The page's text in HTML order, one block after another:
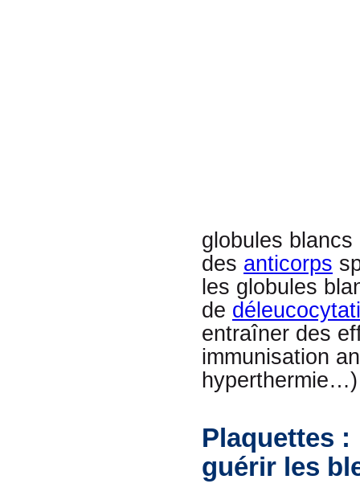
globules
des anticorps
les globules
de
entraîner des
immunisation
hyperthermie…)
Plaquettes :
guérir les